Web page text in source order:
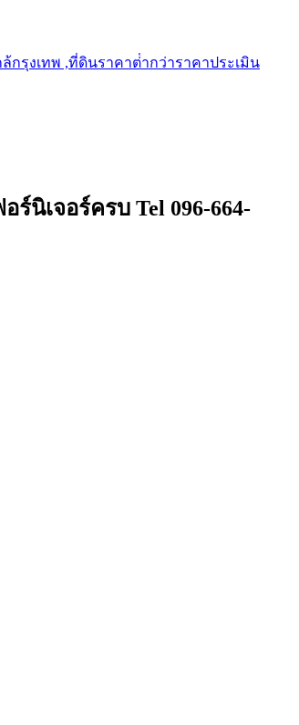
รุงเทพ ,ที่ดินราคาต่ํากว่าราคาประเมิน
นิเจอร์ครบ Tel 096-664-